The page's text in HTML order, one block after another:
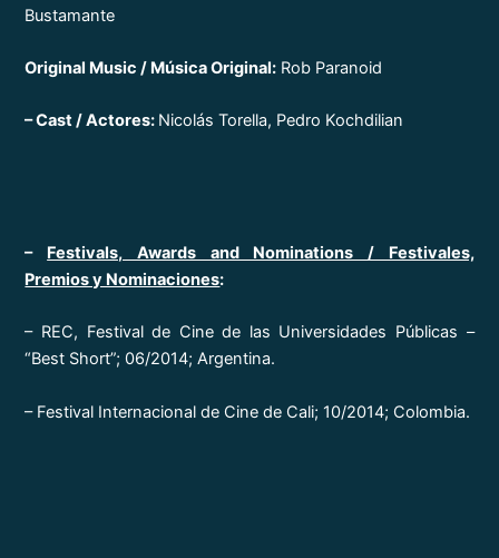
Bustamante
Original Music / Música Original: Rob Paranoid
– Cast / Actores: Nicolás Torella, Pedro Kochdilian
– Festivals, Awards and Nominations / Festivales,
Premios y Nominaciones:
– REC, Festival de Cine de las Universidades Públicas –
“Best Short”; 06/2014; Argentina.
– Festival Internacional de Cine de Cali; 10/2014; Colombia.